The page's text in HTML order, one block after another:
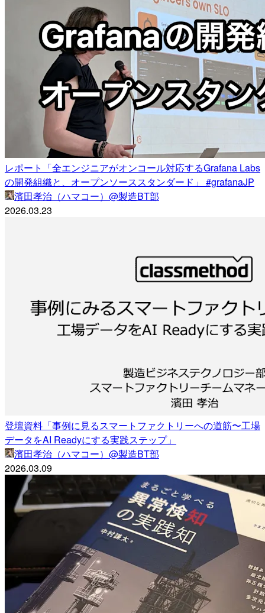
レポート「全エンジニアがオンコール対応するGrafana Labs
の開発組織と、オープンソーススタンダード」 #grafanaJP
濱田孝治（ハマコー）@製造BT部
2026.03.23
登壇資料「事例に見るスマートファクトリーへの道筋〜工場
データをAI Readyにする実践ステップ」
濱田孝治（ハマコー）@製造BT部
2026.03.09